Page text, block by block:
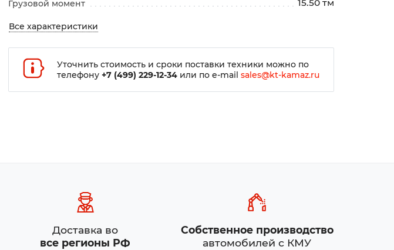
Грузовой момент 15.50 тм
Все характеристики
Уточнить стоимость и сроки поставки техники можно по
телефону +7 (499) 229-12-34или по e-mail sales@kt-kamaz.ru
Доставка во
все регионы РФ
Собственное производство
автомобилей с КМУ